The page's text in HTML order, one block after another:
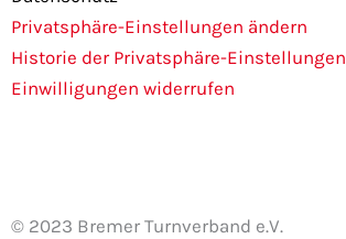
b
o
a
g
Privatsphäre-Einstellungen ändern
Historie der Privatsphäre-Einstellungen
Einwilligungen widerrufen
© 2023 Bremer Turnverband e.V.